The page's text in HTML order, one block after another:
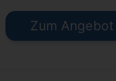
Zum Angebot